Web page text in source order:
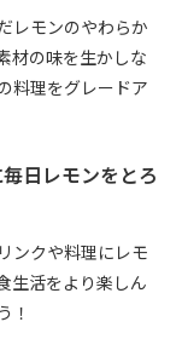
レモンのやわらか
材の味を生かしな
料理をグレードア
日レモンをとろ
ンクや料理にレモ
生活をより楽しん
！